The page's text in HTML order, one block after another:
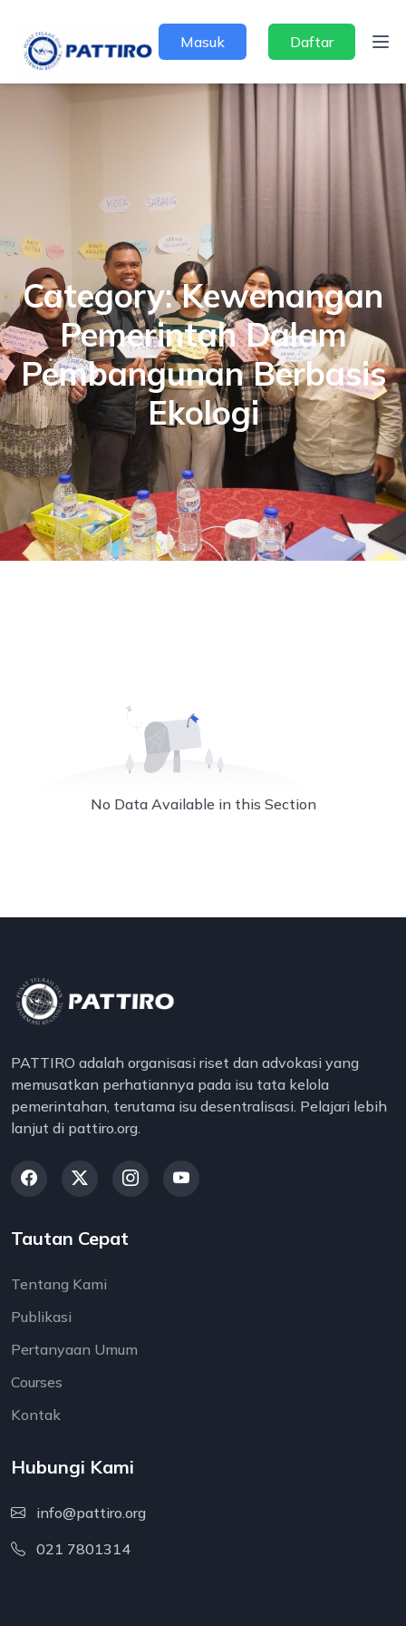
Masuk Daftar
Category:Kewenangan
Pemerintah Dalam
Pembangunan Berbasis
Ekologi
No Data Available in this Section
PATTIRO adalah organisasi riset dan advokasi yang
memusatkan perhatiannya pada isu tata kelola
pemerintahan, terutama isu desentralisasi. Pelajari lebih
lanjut di pattiro.org.
Tautan Cepat
Tentang Kami
Publikasi
Pertanyaan Umum
Courses
Kontak
Hubungi Kami
info@pattiro.org
021 7801314